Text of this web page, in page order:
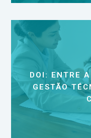
DOI: ENTRE
GESTÃO